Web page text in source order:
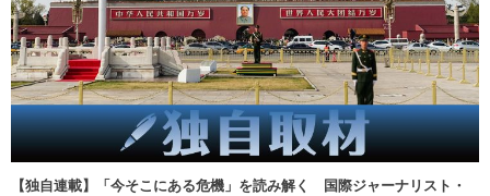
【独自連載】「今そこにある危機」を読み解く 国際ジャーナリスト・